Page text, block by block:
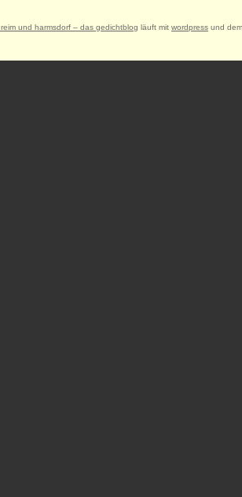
und harmsdorf – das gedichtblog läuft mit wordpress und